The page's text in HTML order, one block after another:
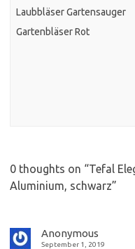
Laubbläser Gartensauger
Gartenbläser Rot
0 thoughts on “Tefal
Aluminium, schwarz”
Anonymous
September 1, 2019